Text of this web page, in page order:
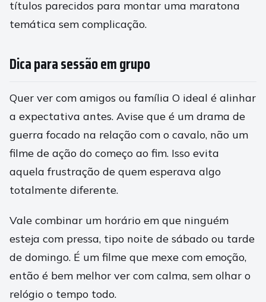
títulos parecidos para montar uma maratona
temática sem complicação.
Dica para sessão em grupo
Quer ver com amigos ou família O ideal é alinhar
a expectativa antes. Avise que é um drama de
guerra focado na relação com o cavalo, não um
filme de ação do começo ao fim. Isso evita
aquela frustração de quem esperava algo
totalmente diferente.
Vale combinar um horário em que ninguém
esteja com pressa, tipo noite de sábado ou tarde
de domingo. É um filme que mexe com emoção,
então é bem melhor ver com calma, sem olhar o
relógio o tempo todo.